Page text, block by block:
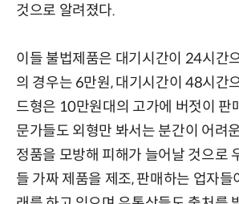
것으로 알려졌다.
이들 불법제품은 대기시간이 24시간
의 경우는 6만원, 대기시간이 48시간
드형은 10만원대의 고가에 버젓이 판
문가들도 외형만 봐서는 분간이 어려
정품을 모방해 피해가 늘어날 것으로
들 가짜 제품을 제조, 판매하는 업자들